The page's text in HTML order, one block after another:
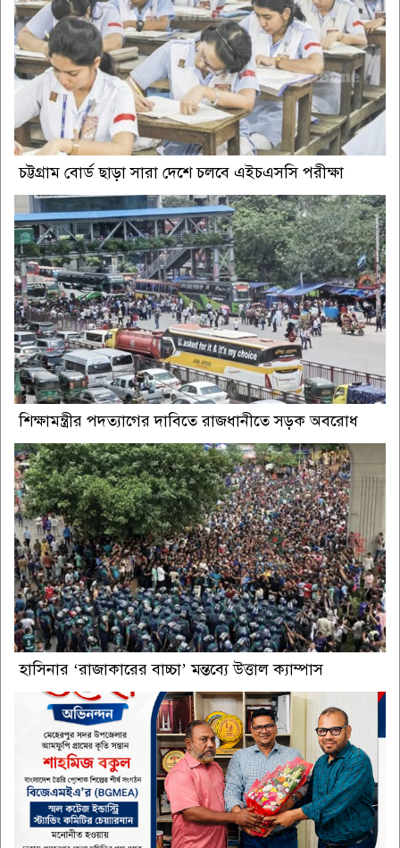
চট্টগ্রাম বোর্ড ছাড়া সারা দেশে চলবে এইচএসসি পরীক্ষা
শিক্ষামন্ত্রীর পদত্যাগের দাবিতে রাজধানীতে সড়ক অবরোধ
হাসিনার ‘রাজাকারের বাচ্চা’ মন্তব্যে উত্তাল ক্যাম্পাস